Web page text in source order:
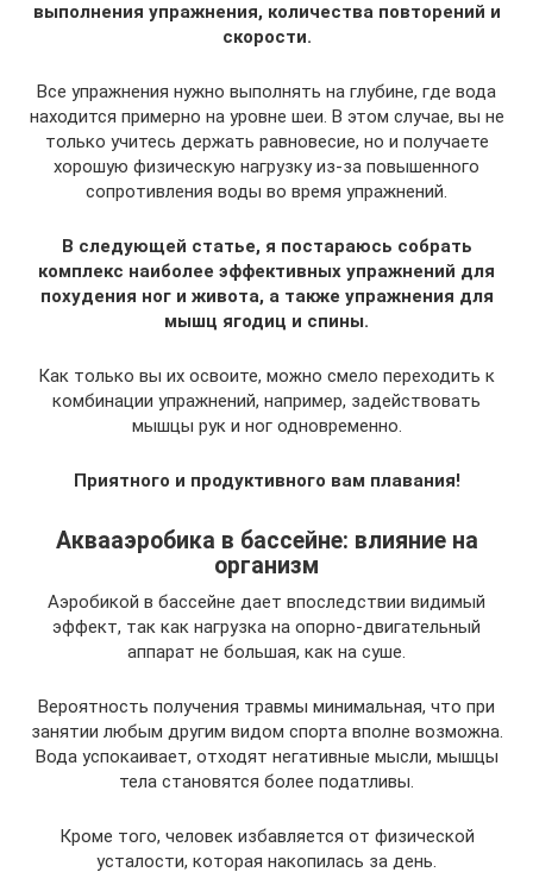
выполнения упражнения, количества повторений и
скорости.
Все упражнения нужно выполнять на глубине, где вода
находится примерно на уровне шеи. В этом случае, вы не
только учитесь держать равновесие, но и получаете
хорошую физическую нагрузку из-за повышенного
сопротивления воды во время упражнений.
В следующей статье, я постараюсь собрать
комплекс наиболее эффективных упражнений для
похудения ног и живота, а также упражнения для
мышц ягодиц и спины.
Как только вы их освоите, можно смело переходить к
комбинации упражнений, например, задействовать
мышцы рук и ног одновременно.
Приятного и продуктивного вам плавания!
Аквааэробика в бассейне: влияние на
организм
Аэробикой в бассейне дает впоследствии видимый
эффект, так как нагрузка на опорно-двигательный
аппарат не большая, как на суше.
Вероятность получения травмы минимальная, что при
занятии любым другим видом спорта вполне возможна.
Вода успокаивает, отходят негативные мысли, мышцы
тела становятся более податливы.
Кроме того, человек избавляется от физической
усталости, которая накопилась за день.